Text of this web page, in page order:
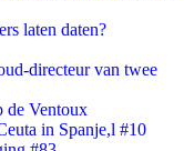
laten daten?
directeur van twee
de Ventoux
in Spanje,l #10